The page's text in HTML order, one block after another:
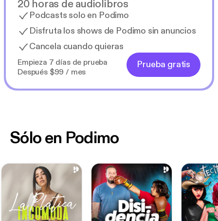
20 horas de audiolibros
Podcasts solo en Podimo
Disfruta los shows de Podimo sin anuncios
Cancela cuando quieras
Empieza 7 días de prueba
Después $99 / mes
Prueba gratis
Sólo en Podimo